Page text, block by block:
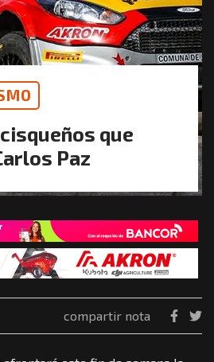
que
Paz
compartir nota